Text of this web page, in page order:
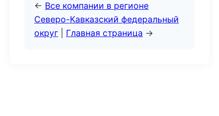
← Все компании в регионе
Северо-Кавказский федеральный
округ
Главная страница →